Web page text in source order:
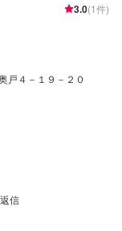
選択くださいませ。
印です。また、当店
います。迷った際な
3.0(1件)
戸４－１９－２０
信